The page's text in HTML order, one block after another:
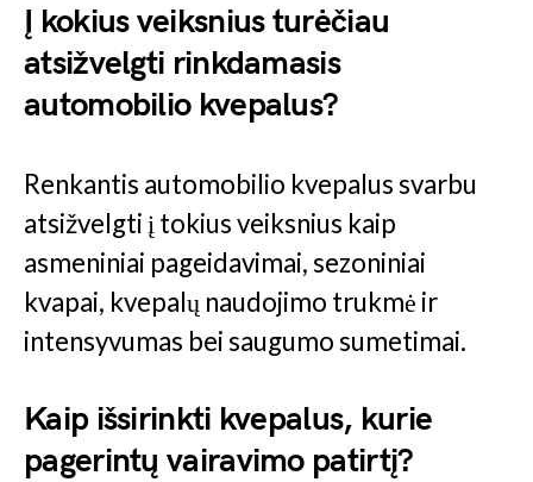
Į kokius veiksnius turėčiau
atsižvelgti rinkdamasis
automobilio kvepalus?
Renkantis automobilio kvepalus svarbu
atsižvelgti į tokius veiksnius kaip
asmeniniai pageidavimai, sezoniniai
kvapai, kvepalų naudojimo trukmė ir
intensyvumas bei saugumo sumetimai.
Kaip išsirinkti kvepalus, kurie
pagerintų vairavimo patirtį?